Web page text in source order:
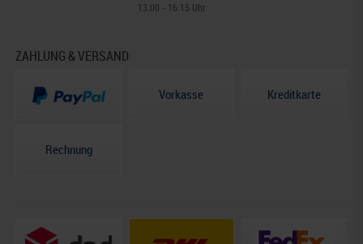
13.00 - 16.15 Uhr
ZAHLUNG & VERSAND
Vorkasse Kreditkarte
Rechnung